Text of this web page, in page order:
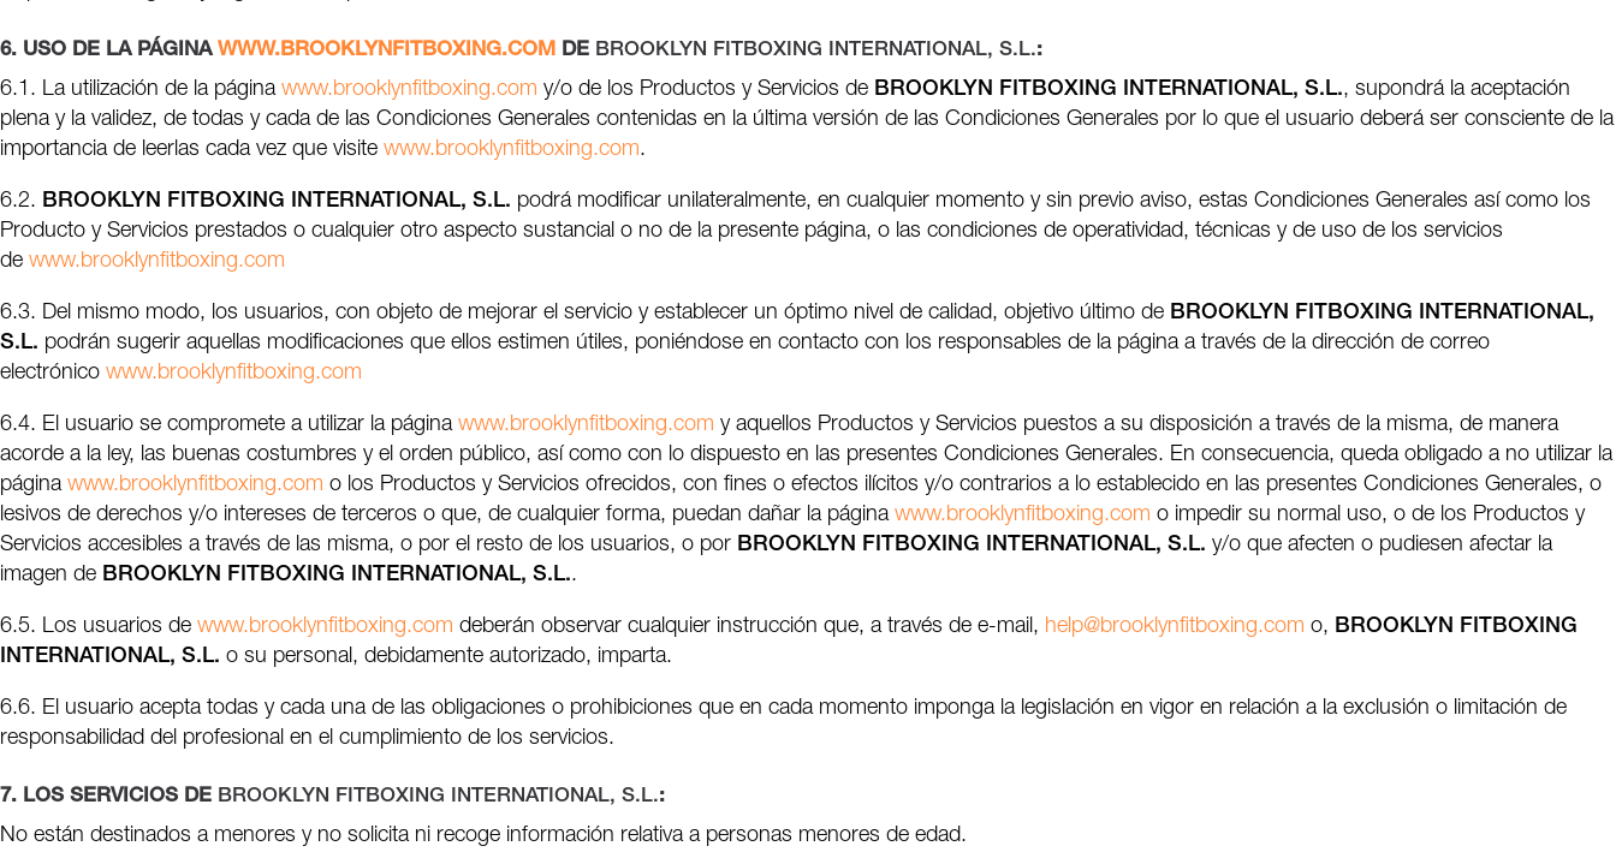
6. USO DE LA PÁGINAWWW.BROOKLYNFITBOXING.COM DE BROOKLYN FITBOXING INTERNATIONAL, S.L.:
6.1. La utilización de la página www.brooklynfitboxing.com y/o de los Productos y Servicios de BROOKLYN FITBOXING INTERNATIONAL, S.L., supondrá la aceptación
plena y la validez, de todas y cada de las Condiciones Generales contenidas en la última versión de las Condiciones Generales por lo que el usuario deberá ser consciente de la
importancia de leerlas cada vez que visite www.brooklynfitboxing.com.
6.2. BROOKLYN FITBOXING INTERNATIONAL, S.L. podrá modificar unilateralmente, en cualquier momento y sin previo aviso, estas Condiciones Generales así como los
Producto y Servicios prestados o cualquier otro aspecto sustancial o no de la presente página, o las condiciones de operatividad, técnicas y de uso de los servicios
de www.brooklynfitboxing.com
6.3. Del mismo modo, los usuarios, con objeto de mejorar el servicio y establecer un óptimo nivel de calidad, objetivo último de BROOKLYN FITBOXING INTERNATIONAL,
S.L. podrán sugerir aquellas modificaciones que ellos estimen útiles, poniéndose en contacto con los responsables de la página a través de la dirección de correo
electrónico www.brooklynfitboxing.com
6.4. El usuario se compromete a utilizar la página www.brooklynfitboxing.com y aquellos Productos y Servicios puestos a su disposición a través de la misma, de manera
acorde a la ley, las buenas costumbres y el orden público, así como con lo dispuesto en las presentes Condiciones Generales. En consecuencia, queda obligado a no utilizar la
página www.brooklynfitboxing.com o los Productos y Servicios ofrecidos, con fines o efectos ilícitos y/o contrarios a lo establecido en las presentes Condiciones Generales, o
lesivos de derechos y/o intereses de terceros o que, de cualquier forma, puedan dañar la página www.brooklynfitboxing.com o impedir su normal uso, o de los Productos y
Servicios accesibles a través de las misma, o por el resto de los usuarios, o por BROOKLYN FITBOXING INTERNATIONAL, S.L. y/o que afecten o pudiesen afectar la
imagen de BROOKLYN FITBOXING INTERNATIONAL, S.L..
6.5. Los usuarios de www.brooklynfitboxing.com deberán observar cualquier instrucción que, a través de e-mail, help@brooklynfitboxing.com o, BROOKLYN FITBOXING
INTERNATIONAL, S.L. o su personal, debidamente autorizado, imparta.
6.6. El usuario acepta todas y cada una de las obligaciones o prohibiciones que en cada momento imponga la legislación en vigor en relación a la exclusión o limitación de
responsabilidad del profesional en el cumplimiento de los servicios.
7. LOS SERVICIOS DE BROOKLYN FITBOXING INTERNATIONAL, S.L.:
No están destinados a menores y no solicita ni recoge información relativa a personas menores de edad.